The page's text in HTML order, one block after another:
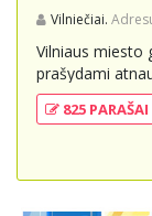
Vilniečiai.
Vilniaus miesto
prašydami
Valakampių
strateginius
suteikdamas
825 PARAŠAI